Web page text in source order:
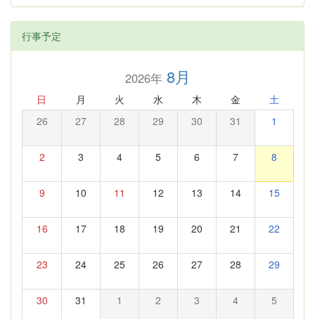
行事予定
2026年8月
日 月 火 水 木 金 土
26 27 28 29 30 31 1
2 3 4 5 6 7 8
9 10 11 12 13 14 15
16 17 18 19 20 21 22
23 24 25 26 27 28 29
30 31 1 2 3 4 5